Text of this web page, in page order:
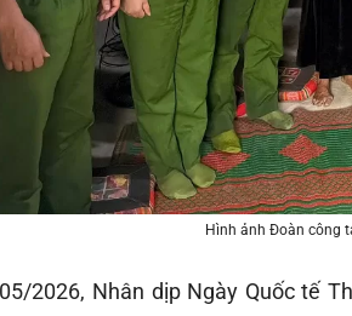
Hình ảnh Đoàn công
2026, Nhân dịp Ngày Quốc tế